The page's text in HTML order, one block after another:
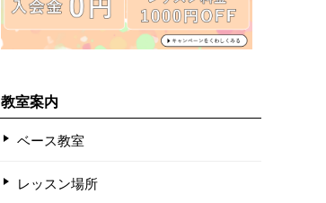
教室案内
ベース教室
レッスン場所